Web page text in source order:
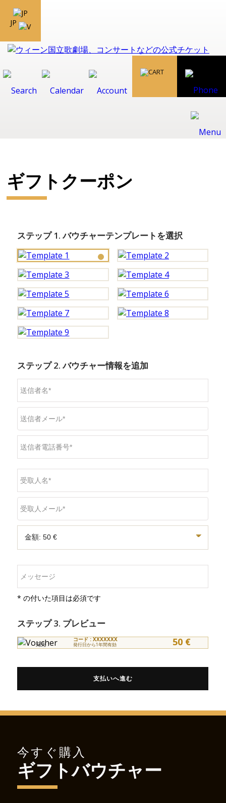
JP
ギフトクーポン
ステップ 1. バウチャーテンプレートを選択
ステップ 2. バウチャー情報を追加
* の付いた項目は必須です
ステップ 3. プレビュー
宛先 :
差出人 :
コード : XXXXXXX
発行日から1年間有効 50 €
支払いへ進む
今すぐ購入
ギフトバウチャー